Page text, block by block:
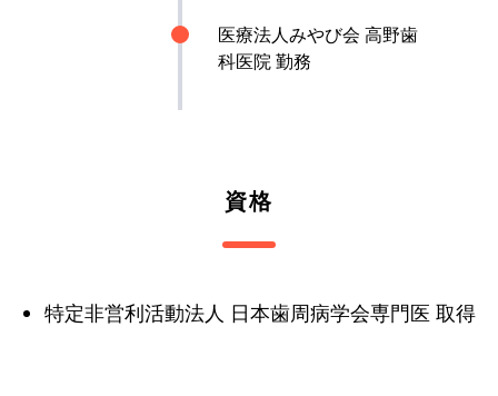
医療法人みやび会 高野歯
科医院 勤務
資格
特定非営利活動法人 日本歯周病学会専門医 取得